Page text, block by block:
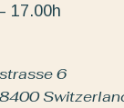
17.00h
6
8400